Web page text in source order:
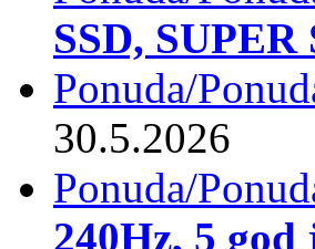
SSD, SUPER
Ponuda/
30.5.2026
Ponuda/
240Hz, 5